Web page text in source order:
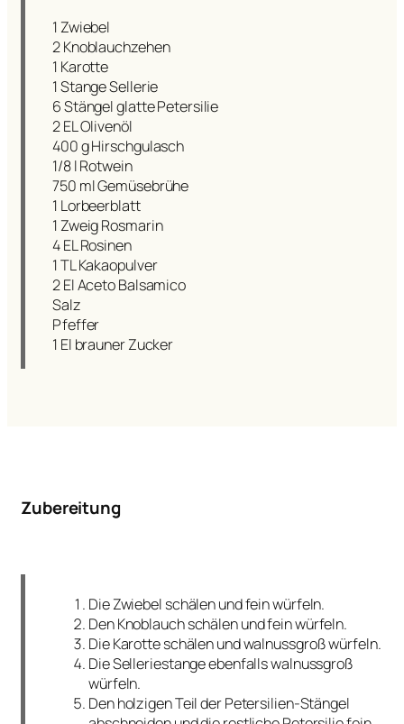
1 Zwiebel
2 Knoblauchzehen
1 Karotte
1 Stange Sellerie
6 Stängel glatte Petersilie
2 EL Olivenöl
400 g Hirschgulasch
1/8 l Rotwein
750 ml Gemüsebrühe
1 Lorbeerblatt
1 Zweig Rosmarin
4 EL Rosinen
1 TL Kakaopulver
2 El Aceto Balsamico
Salz
Pfeffer
1 El brauner Zucker
Zubereitung
Die Zwiebel schälen und fein würfeln.
Den Knoblauch schälen und fein würfeln.
Die Karotte schälen und walnussgroß würfeln.
Die Selleriestange ebenfalls walnussgroß
würfeln.
Den holzigen Teil der Petersilien-Stängel